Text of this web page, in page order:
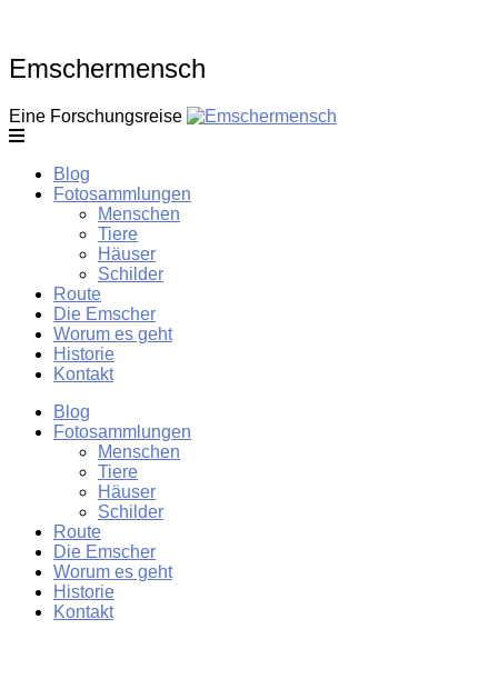
content
Emschermensch
Eine Forschungsreise
Blog
Fotosammlungen
Menschen
Tiere
Häuser
Schilder
Route
Die Emscher
Worum es geht
Historie
Kontakt
Blog
Fotosammlungen
Menschen
Tiere
Häuser
Schilder
Route
Die Emscher
Worum es geht
Historie
Kontakt